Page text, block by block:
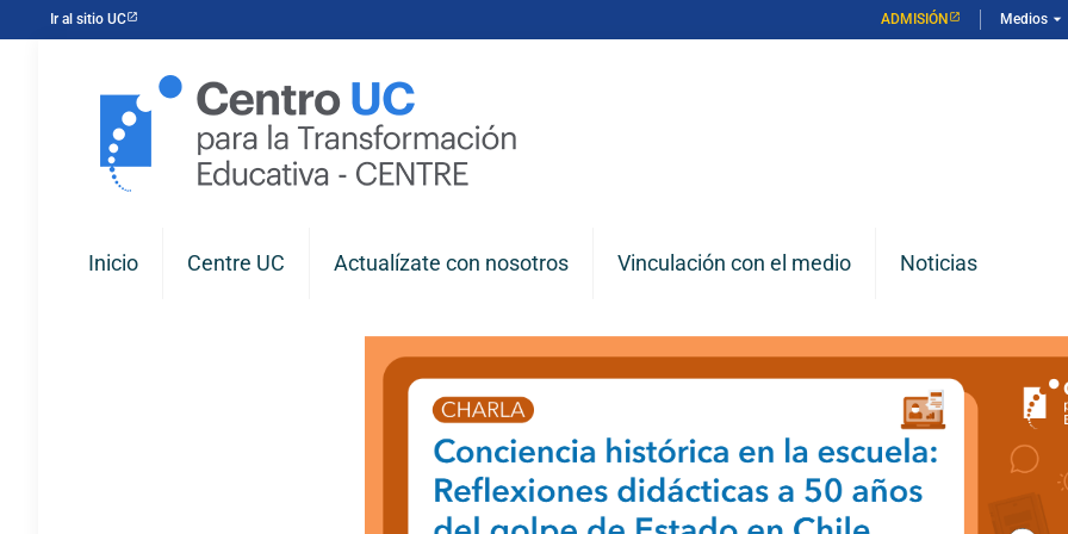
Ir al sitio UC ADMISIÓN Medios arrow_drop_down
Inicio Centre UC Actualízate con nosotros Vinculación con el medio Noticias